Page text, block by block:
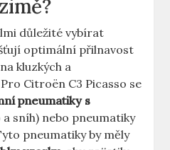
důležité vybírat
optimální přilnavost
kluzkých a
Citroën C3 Picasso se
pneumatiky s
a sníh) nebo pneumatiky
pneumatiky by měly